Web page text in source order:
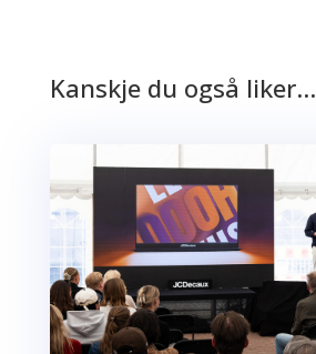
Kanskje du også liker…